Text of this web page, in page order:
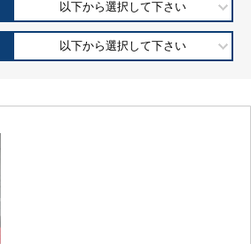
以下から選択して下さい
以下から選択して下さい